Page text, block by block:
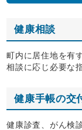
健康相談
町内に居住地を有
相談に応じ必要な
健康手帳の交
健康診査、がん検